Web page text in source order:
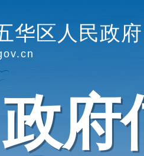
华区人民政府
政府